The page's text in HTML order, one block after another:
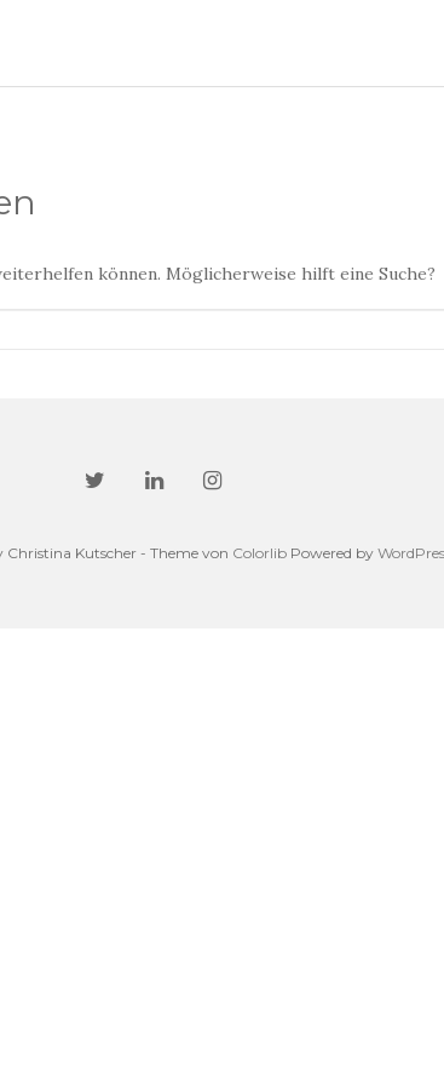
können. Möglicherweise hilft eine Suche?
Christina Kutscher - Theme von Colorlib Powered by